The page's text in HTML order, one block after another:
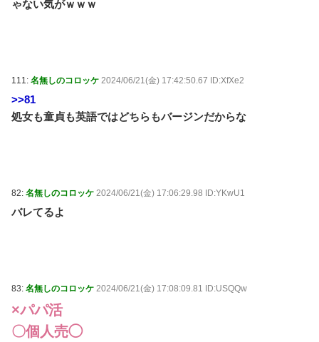
ゃない気がｗｗｗ
111: 名無しのコロッケ 2024/06/21(金) 17:42:50.67 ID:XfXe2
>>81
処女も童貞も英語ではどちらもバージンだからな
82: 名無しのコロッケ 2024/06/21(金) 17:06:29.98 ID:YKwU1
バレてるよ
83: 名無しのコロッケ 2024/06/21(金) 17:08:09.81 ID:USQQw
×パパ活
〇個人売◯